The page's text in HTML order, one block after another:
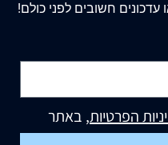
חשובים לפני כולם!
הפרטיות, באתר